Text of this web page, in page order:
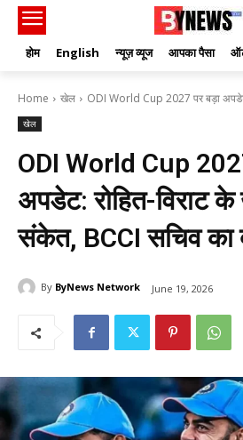
होम English न्यूज़ व्यूज आपका पैसा
Home खेल ODI World Cup 2027 पर बड़ा
खेल
ODI World Cup
अपडेट: रोहित-विराट
संकेत, BCCI सचिव का
By ByNews Network June 19, 2026